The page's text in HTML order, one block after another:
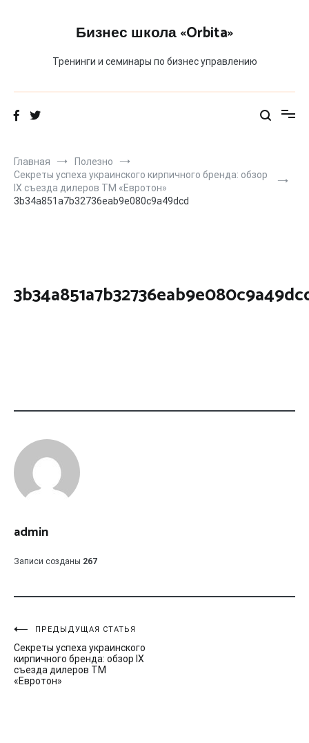
Бизнес школа «Orbita»
Тренинги и семинары по бизнес управлению
Главная
Полезно
Секреты успеха украинского кирпичного бренда: обзор
IX съезда дилеров ТМ «Евротон»
3b34a851a7b32736eab9e080c9a49dcd
admin
Записи созданы 267
Навигация
по
записям
ПРЕДЫДУЩАЯ СТАТЬЯ
Секреты успеха украинского
кирпичного бренда: обзор IX
съезда дилеров ТМ
«Евротон»